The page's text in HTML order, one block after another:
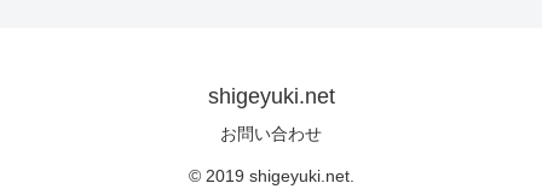
shigeyuki.net
お問い合わせ
© 2019 shigeyuki.net.